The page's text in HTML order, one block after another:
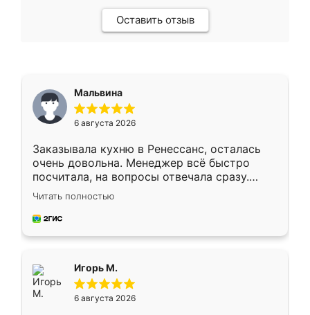
Оставить отзыв
Мальвина
6 августа 2026
Заказывала кухню в Ренессанс, осталась
очень довольна. Менеджер всё быстро
посчитала, на вопросы отвечала сразу.
Замерщик приехал в субботу, подошёл к
делу со всей ответственностью. Собрали
за день, ребята работали аккуратно, даже
Читать полностью
Игорь М.
6 августа 2026